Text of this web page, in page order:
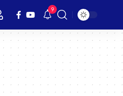
9